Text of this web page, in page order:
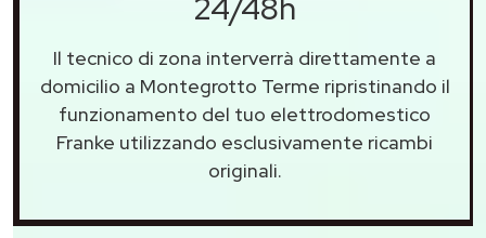
24/48h
Il tecnico di zona interverrà direttamente a
domicilio a Montegrotto Terme ripristinando il
funzionamento del tuo elettrodomestico
Franke utilizzando esclusivamente ricambi
originali.